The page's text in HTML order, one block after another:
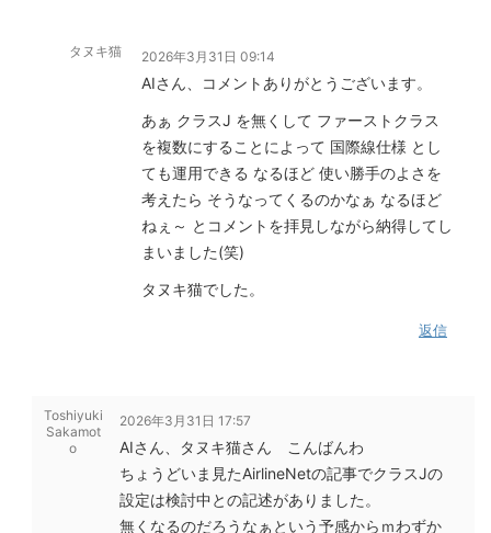
タヌキ猫 2026年3月31日 09:14
AIさん、コメントありがとうございます。
あぁ クラスJ を無くして ファーストクラス
を複数にすることによって 国際線仕様 とし
ても運用できる なるほど 使い勝手のよさを
考えたら そうなってくるのかなぁ なるほど
ねぇ～ とコメントを拝見しながら納得してし
まいました(笑)
タヌキ猫でした。
返信
Toshiyuki
Sakamot
o
2026年3月31日 17:57
AIさん、タヌキ猫さん こんばんわ
ちょうどいま見たAirlineNetの記事でクラスJの
設定は検討中との記述がありました。
無くなるのだろうなぁという予感からｍわずか